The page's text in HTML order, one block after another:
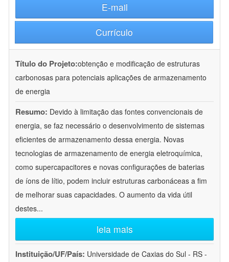
E-mail
Currículo
Título do Projeto:obtenção e modificação de estruturas
carbonosas para potenciais aplicações de armazenamento
de energia
Resumo: Devido à limitação das fontes convencionais de
energia, se faz necessário o desenvolvimento de sistemas
eficientes de armazenamento dessa energia. Novas
tecnologias de armazenamento de energia eletroquímica,
como supercapacitores e novas configurações de baterias
de íons de lítio, podem incluir estruturas carbonáceas a fim
de melhorar suas capacidades. O aumento da vida útil
destes...
leia mais
Instituição/UF/País: Universidade de Caxias do Sul - RS -